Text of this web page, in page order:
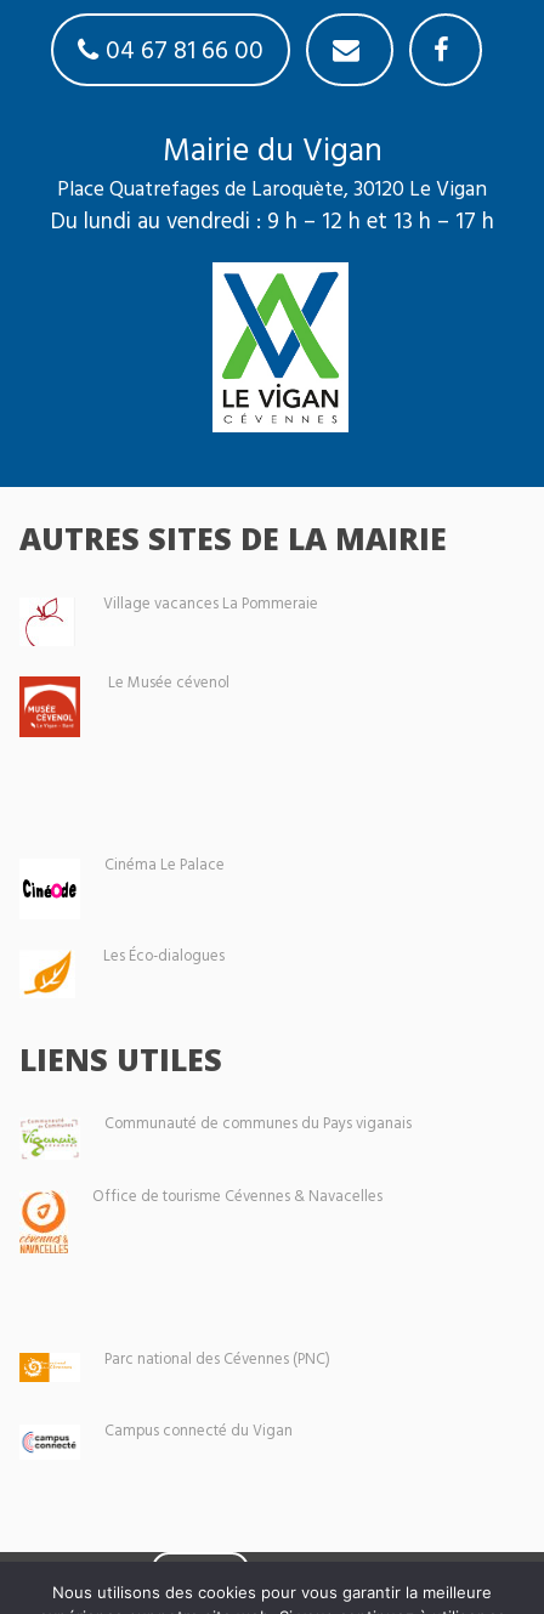
04 67 81 66 00
Mairie du Vigan
Place Quatrefages de Laroquète, 30120 Le Vigan
Du lundi au vendredi : 9 h – 12 h et 13 h – 17 h
AUTRES SITES DE LA MAIRIE
Village vacances La Pommeraie
Le Musée cévenol
Cinéma Le Palace
Les Éco-dialogues
LIENS UTILES
Communauté de communes du Pays viganais
Office de tourisme Cévennes & Navacelles
Parc national des Cévennes (PNC)
Campus connecté du Vigan
Nous utilisons des cookies pour vous garantir la meilleure